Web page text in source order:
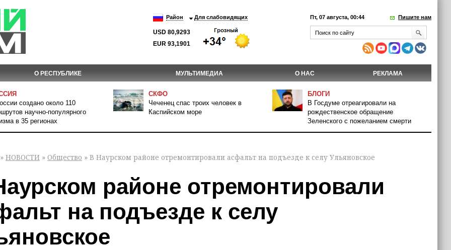
Район Для слабовидящих
USD 80,9293
EUR 93,1901
Пт, 07 августа, 00:44 Пишите нам
О РЕСПУБЛИКЕ МУЛЬТИМЕДИА О НАС РЕКЛАМА
создано около 110
научно-популярного
в 35 регионах
СКФО
Чеченец спас троих человек в
Каспийском море
БЛОГИ
В Госдуме отреагировали на
рождественское обращение
Зеленского с пожеланием смерти
» НОВОСТИ » Общество » В Наурском районе отремонтировали асфальт на подъезде к селу Ульяновское
районе отремонтировали
на подъезде к селу